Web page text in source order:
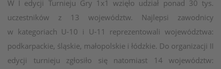
W I edycji Turnieju Gry 1x1 wzięło udział ponad 30 tys.
uczestników z 13 województw. Najlepsi zawodnicy
w kategoriach U-10 i U-11 reprezentowali województwa:
podkarpackie, śląskie, małopolskie i łódzkie. Do organizacji II
edycji turnieju zgłosiło się natomiast 14 województw: